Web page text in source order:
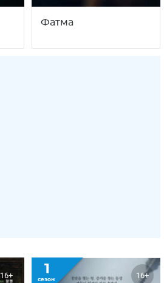
Фатма
16+ 1
сезон 16+